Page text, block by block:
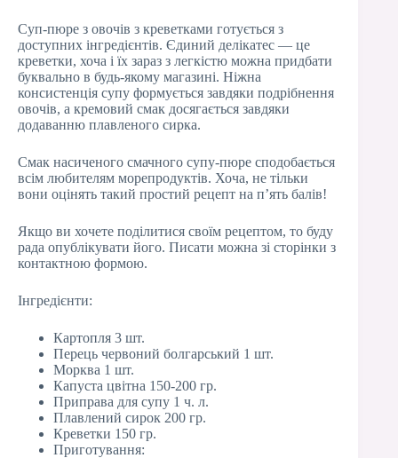
Суп-пюре з овочів з креветками готується з
доступних інгредієнтів. Єдиний делікатес — це
креветки, хоча і їх зараз з легкістю можна придбати
буквально в будь-якому магазині. Ніжна
консистенція супу формується завдяки подрібнення
овочів, а кремовий смак досягається завдяки
додаванню плавленого сирка.
Смак насиченого смачного супу-пюре сподобається
всім любителям морепродуктів. Хоча, не тільки
вони оцінять такий простий рецепт на п’ять балів!
Якщо ви хочете поділитися своїм рецептом, то буду
рада опублікувати його. Писати можна зі сторінки з
контактною формою.
Інгредієнти:
Картопля 3 шт.
Перець червоний болгарський 1 шт.
Морква 1 шт.
Капуста цвітна 150-200 гр.
Приправа для супу 1 ч. л.
Плавлений сирок 200 гр.
Креветки 150 гр.
Приготування: